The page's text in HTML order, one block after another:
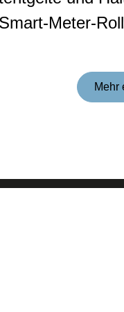
Smart-Me­ter-
Mehr